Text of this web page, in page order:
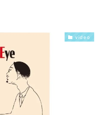
video